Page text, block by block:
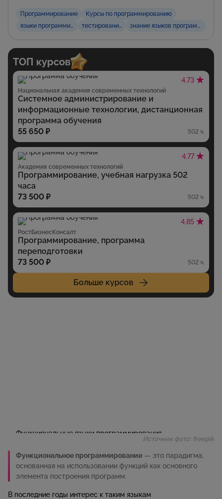
Программирование
Курсы по программированию
языки программированиятестирование кодазнание языков
ТОП курсов
4.73
Национальная академия современных технологий
Системное администрирование и
информационные технологии, дистанционная
программа обучения
55 650 ₽
502 ч.
4.77
Академия современных технологий
Программирование, учебная нагрузка 502
часа
73 500 ₽
502 ч.
4.85
РостБизнесКонсалт
Программирование, программа
переподготовки
73 500 ₽
502 ч.
Больше курсов
Источник фото: freepik
Функциональное программирование — это парадигма,
основанная на использовании функций как основного
элемента построения программ.
В последние годы интерес к таким языкам